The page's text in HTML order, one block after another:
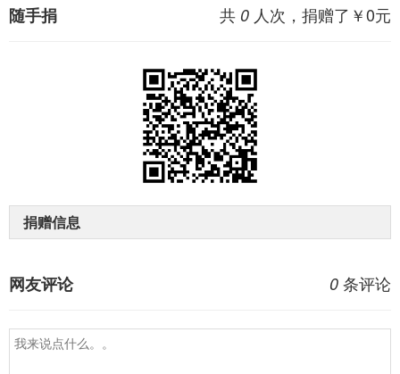
共 0 人次，捐赠了￥0元
随手捐
捐赠信息
0 条评论
网友评论